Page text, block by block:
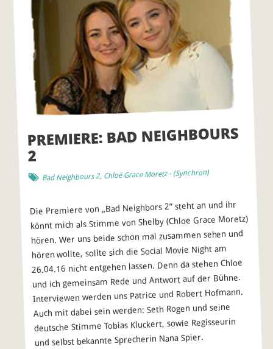
PREMIERE: BAD NEIGHBOURS
2
Bad Neighbours 2, Chloë Grace Moretz- (Synchron)
Die Premiere von „Bad Neighbors 2“ steht an und ihr
könnt mich als Stimme von Shelby (Chloe Grace Moretz)
hören. Wer uns beide schon mal zusammen sehen und
hören wollte, sollte sich die Social Movie Night am
26.04.16 nicht entgehen lassen. Denn da stehen Chloe
und ich gemeinsam Rede und Antwort auf der Bühne.
Interviewen werden uns Patrice und Robert Hofmann.
Auch mit dabei sein werden: Seth Rogen und seine
deutsche Stimme Tobias Kluckert, sowie Regisseurin
und selbst bekannte Sprecherin Nana Spier.